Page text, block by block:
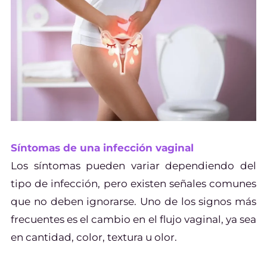
Síntomas de una infección vaginal
Los síntomas pueden variar dependiendo del
tipo de infección, pero existen señales comunes
que no deben ignorarse. Uno de los signos más
frecuentes es el cambio en el flujo vaginal, ya sea
en cantidad, color, textura u olor.